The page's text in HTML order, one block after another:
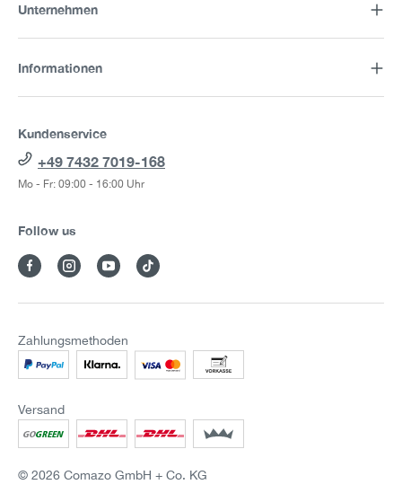
Unternehmen
Informationen
Kundenservice
+49 7432 7019-168
Mo - Fr: 09:00 - 16:00 Uhr
Follow us
Zahlungsmethoden
Versand
© 2026 Comazo GmbH + Co. KG